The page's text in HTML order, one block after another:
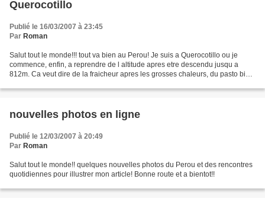
Querocotillo
Publié le 16/03/2007 à 23:45
Par Roman
Salut tout le monde!!! tout va bien au Perou! Je suis a Querocotillo ou je
commence, enfin, a reprendre de l altitude apres etre descendu jusqu a
812m. Ca veut dire de la fraicheur apres les grosses chaleurs, du pasto bien
nouvelles photos en ligne
Publié le 12/03/2007 à 20:49
Par Roman
Salut tout le monde!! quelques nouvelles photos du Perou et des rencontres
quotidiennes pour illustrer mon article! Bonne route et a bientot!!